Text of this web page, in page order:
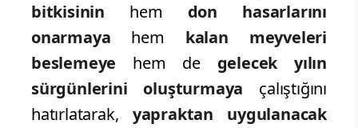
bitkisinin hem don hasarlarını
onarmaya hem kalan meyveleri
beslemeye hem de gelecek yılın
sürgünlerini oluşturmaya çalıştığını
hatırlatarak, yapraktan uygulanacak